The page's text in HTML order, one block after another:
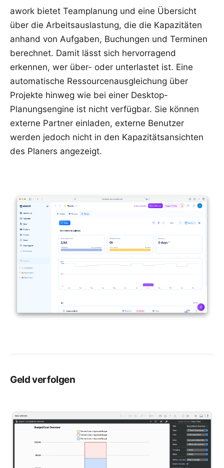
awork bietet Teamplanung und eine Übersicht
über die Arbeitsauslastung, die die Kapazitäten
anhand von Aufgaben, Buchungen und Terminen
berechnet. Damit lässt sich hervorragend
erkennen, wer über- oder unterlastet ist. Eine
automatische Ressourcenausgleichung über
Projekte hinweg wie bei einer Desktop-
Planungsengine ist nicht verfügbar. Sie können
externe Partner einladen, externe Benutzer
werden jedoch nicht in den Kapazitätsansichten
des Planers angezeigt.
Geld verfolgen